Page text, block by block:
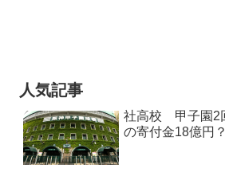
人気記事
社高校 甲子園2
の寄付金18億円